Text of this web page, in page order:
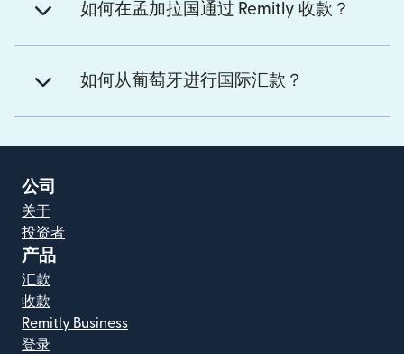
如何在孟加拉国通过 Remitly 收款？
如何从葡萄牙进行国际汇款？
公司
关于
投资者
产品
汇款
收款
Remitly Business
登录